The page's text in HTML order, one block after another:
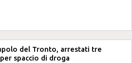
del Tronto, arrestati tre
spaccio di droga